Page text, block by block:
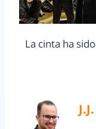
La cinta ha